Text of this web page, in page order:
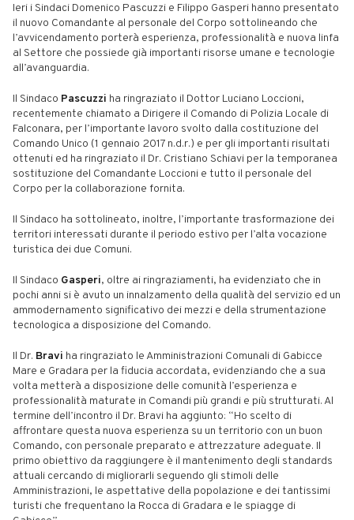
Ieri i Sindaci Domenico Pascuzzi e Filippo Gasperi hanno presentato
il nuovo Comandante al personale del Corpo sottolineando che
l’avvicendamento porterà esperienza, professionalità e nuova linfa
al Settore che possiede già importanti risorse umane e tecnologie
all’avanguardia.
Il Sindaco Pascuzzi ha ringraziato il Dottor Luciano Loccioni,
recentemente chiamato a Dirigere il Comando di Polizia Locale di
Falconara, per l’importante lavoro svolto dalla costituzione del
Comando Unico (1 gennaio 2017 n.d.r.) e per gli importanti risultati
ottenuti ed ha ringraziato il Dr. Cristiano Schiavi per la temporanea
sostituzione del Comandante Loccioni e tutto il personale del
Corpo per la collaborazione fornita.
Il Sindaco ha sottolineato, inoltre, l’importante trasformazione dei
territori interessati durante il periodo estivo per l’alta vocazione
turistica dei due Comuni.
Il Sindaco Gasperi, oltre ai ringraziamenti, ha evidenziato che in
pochi anni si è avuto un innalzamento della qualità del servizio ed un
ammodernamento significativo dei mezzi e della strumentazione
tecnologica a disposizione del Comando.
Il Dr. Bravi ha ringraziato le Amministrazioni Comunali di Gabicce
Mare e Gradara per la fiducia accordata, evidenziando che a sua
volta metterà a disposizione delle comunità l’esperienza e
professionalità maturate in Comandi più grandi e più strutturati. Al
termine dell’incontro il Dr. Bravi ha aggiunto: “Ho scelto di
affrontare questa nuova esperienza su un territorio con un buon
Comando, con personale preparato e attrezzature adeguate. Il
primo obiettivo da raggiungere è il mantenimento degli standards
attuali cercando di migliorarli seguendo gli stimoli delle
Amministrazioni, le aspettative della popolazione e dei tantissimi
turisti che frequentano la Rocca di Gradara e le spiagge di